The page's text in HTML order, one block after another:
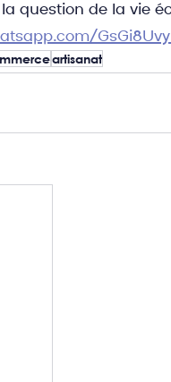
question de la vie
artisanat